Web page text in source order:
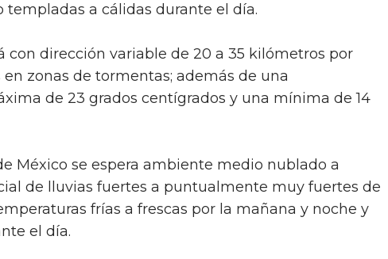
templadas a cálidas durante el día.
con dirección variable de 20 a 35 kilómetros por
en zonas de tormentas; además de una
de 23 grados centígrados y una mínima de 14
México se espera ambiente medio nublado a
de lluvias fuertes a puntualmente muy fuertes de
frías a frescas por la mañana y noche y
el día.